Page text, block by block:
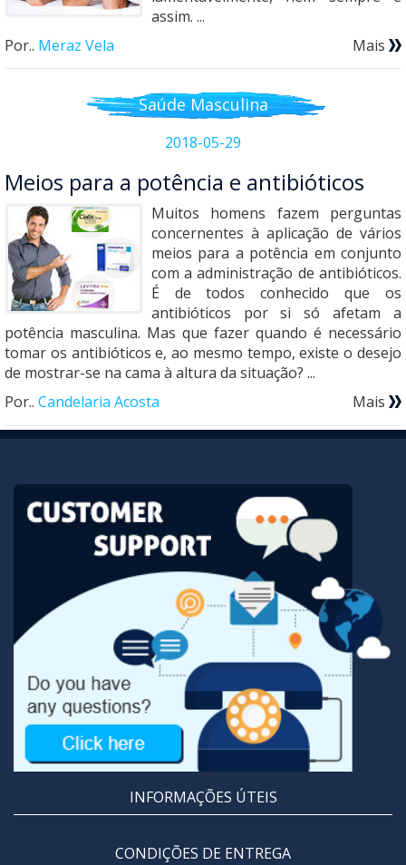
assim. ...
Por.. Meraz Vela Mais
Saúde Masculina
2018-05-29
Meios para a potência e antibióticos
Muitos homens fazem perguntas
concernentes à aplicação de vários
meios para a potência em conjunto
com a administração de antibióticos.
É de todos conhecido que os
antibióticos por si só afetam a
potência masculina. Mas que fazer quando é necessário
tomar os antibióticos e, ao mesmo tempo, existe o desejo
de mostrar-se na cama à altura da situação? ...
Por.. Candelaria Acosta Mais
INFORMAÇÕES ÚTEIS
CONDIÇÕES DE ENTREGA